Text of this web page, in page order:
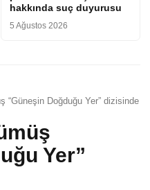
hakkında suç duyurusu
5 Ağustos 2026
“Güneşin Doğduğu Yer” dizisinde
Yer”